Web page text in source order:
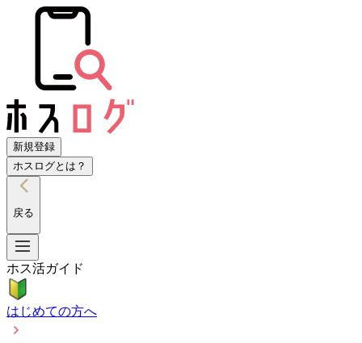
新規登録
ホスログとは？
戻る
ホス活ガイド
はじめての方へ